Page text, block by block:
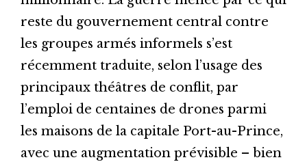
reste du gouvernement central contre
les groupes armés informels s’est
récemment traduite, selon l’usage des
principaux théâtres de conflit, par
l’emploi de centaines de drones parmi
les maisons de la capitale Port-au-Prince,
avec une augmentation prévisible – bien